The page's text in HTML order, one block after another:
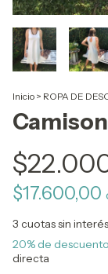
Inicio > ROPA DE
$17.600,00
3 cuotas sin
20% de descuento
directa